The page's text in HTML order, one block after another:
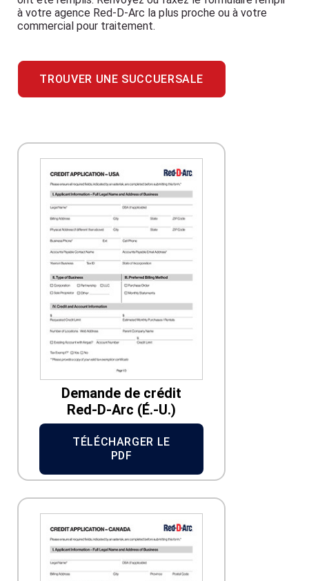
à votre agence Red-D-Arc la plus proche ou à votre
commercial pour traitement.
TROUVER UNE SUCCUERSALE
Demande de crédit
Red-D-Arc (É.-U.)
TÉLÉCHARGER LE
PDF